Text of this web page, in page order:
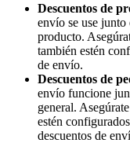
Descuentos de
envío se use
producto.
también estén
de envío.
Descuentos de
envío funcione
general.
estén
descuentos de